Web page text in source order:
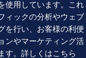
使用しています。これ
ィックの分析やウェブ
を行い、お客様の利便
ンやマーケティング活
す。詳しくはこちら